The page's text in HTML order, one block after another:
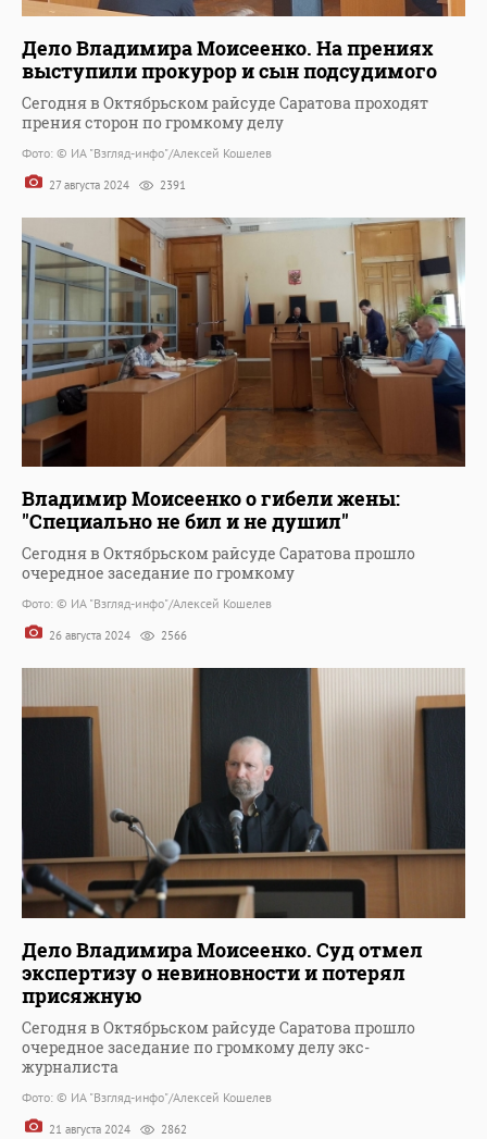
Дело Владимира Моисеенко. На прениях
выступили прокурор и сын подсудимого
Сегодня в Октябрьском райсуде Саратова проходят
прения сторон по громкому делу
Фото: © ИА "Взгляд-инфо"/Алексей Кошелев
27 августа 2024 2391
Владимир Моисеенко о гибели жены:
"Специально не бил и не душил"
Сегодня в Октябрьском райсуде Саратова прошло
очередное заседание по громкому
Фото: © ИА "Взгляд-инфо"/Алексей Кошелев
26 августа 2024 2566
Дело Владимира Моисеенко. Суд отмел
экспертизу о невиновности и потерял
присяжную
Сегодня в Октябрьском райсуде Саратова прошло
очередное заседание по громкому делу экс-
журналиста
Фото: © ИА "Взгляд-инфо"/Алексей Кошелев
21 августа 2024 2862